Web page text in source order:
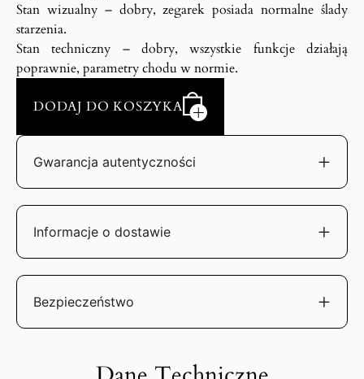
Stan wizualny – dobry, zegarek posiada normalne ślady
starzenia.
Stan techniczny – dobry, wszystkie funkcje działają
poprawnie, parametry chodu w normie.
DODAJ DO KOSZYKA
Gwarancja autentyczności
Informacje o dostawie
Bezpieczeństwo